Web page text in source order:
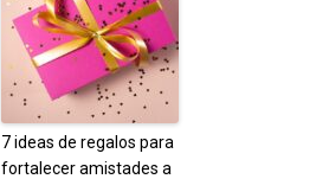
7 ideas de regalos para
fortalecer amistades a